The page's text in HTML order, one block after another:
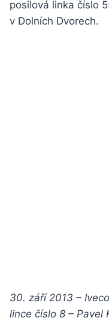
posilová linka číslo
v Dolních Dvorech.
30. září 2013 –
lince číslo 8 – Pavel